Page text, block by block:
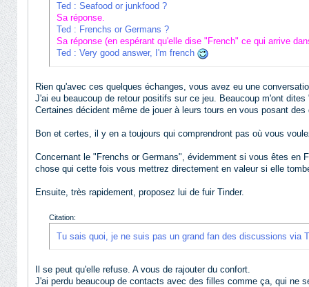
Ted : Seafood or junkfood ?
Sa réponse.
Ted : Frenchs or Germans ?
Sa réponse (en espérant qu'elle dise "French" ce qui arrive
Ted : Very good answer, I'm french
Rien qu'avec ces quelques échanges, vous avez eu une
J'ai eu beaucoup de retour positifs sur ce jeu. Beaucoup m'ont
Certaines décident même de jouer à leurs tours en vous posant des
Bon et certes, il y en a toujours qui comprendront pas où vous
Concernant le "Frenchs or Germans", évidemment si vous êtes en
chose qui cette fois vous mettrez directement en valeur si elle
Ensuite, très rapidement, proposez lui de fuir Tinder.
Citation:
Tu sais quoi, je ne suis pas un grand fan des discussions via
Il se peut qu'elle refuse. A vous de rajouter du confort.
J'ai perdu beaucoup de contacts avec des filles comme ça, qui ne